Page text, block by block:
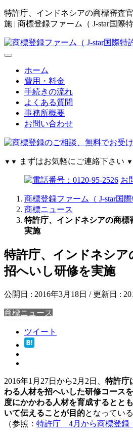
特許庁、インドネシアの商標審査
施 | 商標登録ファーム（ J-star国際
ホーム
費用・料金
手続きの流れ
よくある質問
事務所概要
お問い合わせ
▼▼ まずはお気軽にご連絡下さい
お
商標登録ファーム（ J-star国
商標ニュース
特許庁、インドネシアの商標
実施
特許庁、インドネシア
招へいし研修を実施
公開日 : 2016年3月18日 / 更新日 :
商標ニュース
ツイート
2016年1月27日から2月2日、 特許庁
わる人材を招へいした研修コース
度にかかわる人材を育成するとと
いて伝えることが目的となっている
（参照： 特許庁 4月から商標登録